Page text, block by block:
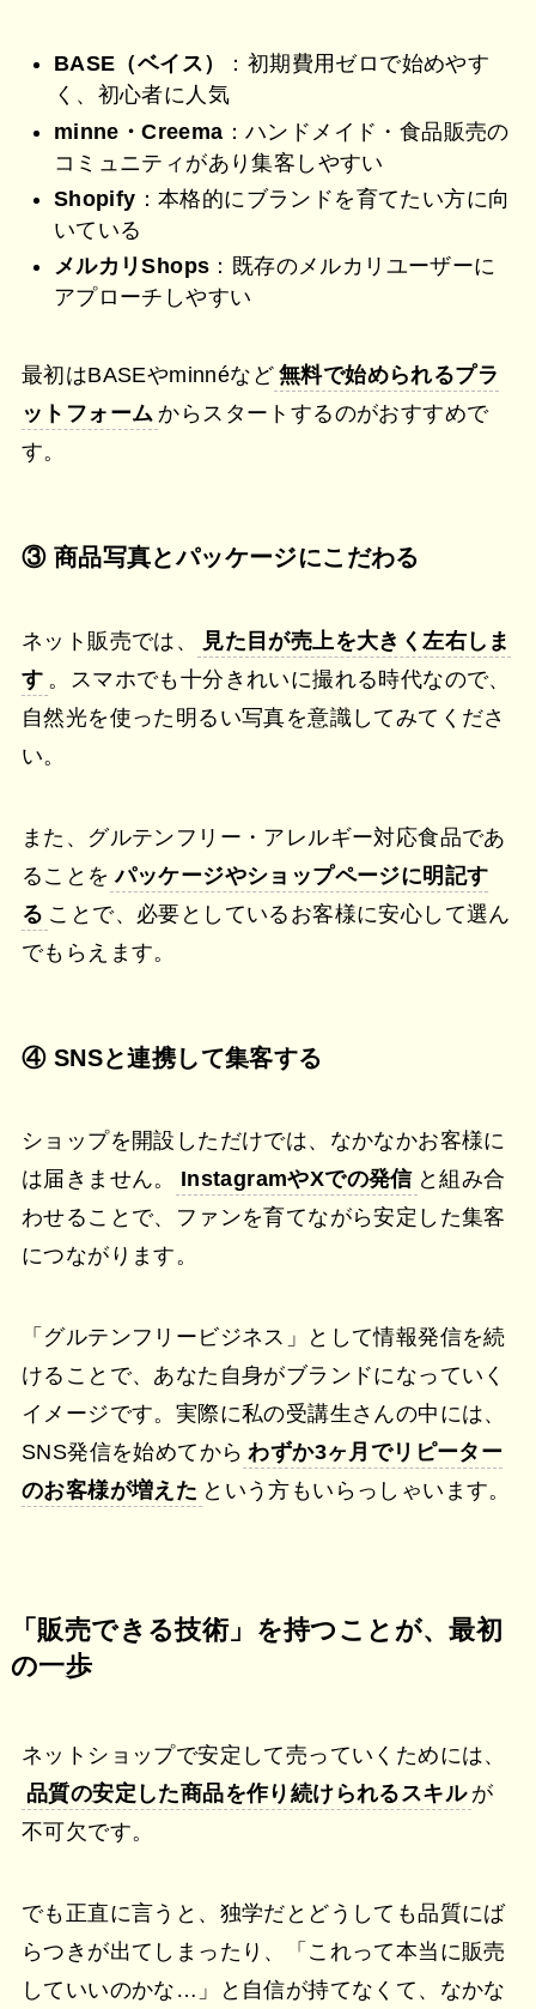
BASE（ベイス）
：初期費用ゼロで始めやす
く、初心者に人気
minne・Creema ：ハンドメイド・食品販売の
コミュニティがあり集客しやすい
Shopify ：本格的にブランドを育てたい方に向
いている
メルカリShops ：既存のメルカリユーザーに
アプローチしやすい
最初はBASEやminnéなど 無料で始められるプラ
ットフォーム からスタートするのがおすすめで
す。
③ 商品写真とパッケージにこだわる
ネット販売では、
見た目が売上を大きく左右しま
す 。スマホでも十分きれいに撮れる時代なので、
自然光を使った明るい写真を意識してみてくださ
い。
また、グルテンフリー・アレルギー対応食品であ
ることを パッケージやショップページに明記す
る ことで、必要としているお客様に安心して選ん
でもらえます。
④ SNSと連携して集客する
ショップを開設しただけでは、なかなかお客様に
は届きません。
InstagramやXでの発信 と組み合
わせることで、ファンを育てながら安定した集客
につながります。
「グルテンフリービジネス」として情報発信を続
けることで、あなた自身がブランドになっていく
イメージです。実際に私の受講生さんの中には、
SNS発信を始めてから わずか3ヶ月でリピーター
のお客様が増えた という方もいらっしゃいます。
「販売できる技術」を持つことが、最初
の一歩
ネットショップで安定して売っていくためには、
品質の安定した商品を作り続けられるスキル が
不可欠です。
でも正直に言うと、独学だとどうしても品質にば
らつきが出てしまったり、「これって本当に販売
していいのかな…」と自信が持てなくて、なかな